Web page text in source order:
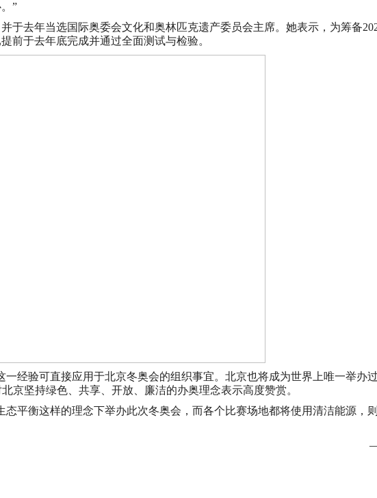
”
于去年当选国际奥委会文化和奥林匹克遗产委员会主席。她表示，为筹备
前于去年底完成并通过全面测试与检验。
经验可直接应用于北京冬奥会的组织事宜。北京也将成为世界上唯一举办
京坚持绿色、共享、开放、廉洁的办奥理念表示高度赞赏。
平衡这样的理念下举办此次冬奥会，而各个比赛场地都将使用清洁能源，